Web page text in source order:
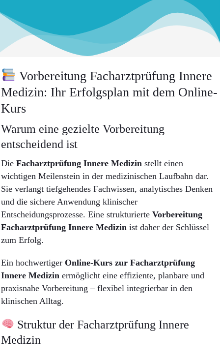
Vorbereitung Facharztprüfung Innere
Medizin: Ihr Erfolgsplan mit dem Online-
Kurs
Warum eine gezielte Vorbereitung
entscheidend ist
Die Facharztprüfung Innere Medizin stellt einen
wichtigen Meilenstein in der medizinischen Laufbahn dar.
Sie verlangt tiefgehendes Fachwissen, analytisches Denken
und die sichere Anwendung klinischer
Entscheidungsprozesse. Eine strukturierte Vorbereitung
Facharztprüfung Innere Medizin ist daher der Schlüssel
zum Erfolg.
Ein hochwertiger Online-Kurs zur Facharztprüfung
Innere Medizin ermöglicht eine effiziente, planbare und
praxisnahe Vorbereitung – flexibel integrierbar in den
klinischen Alltag.
Struktur der Facharztprüfung Innere
Medizin